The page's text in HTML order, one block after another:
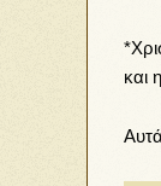
και